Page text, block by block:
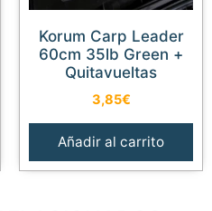
Korum Carp Leader
60cm 35lb Green +
Quitavueltas
3,85€
Añadir al carrito